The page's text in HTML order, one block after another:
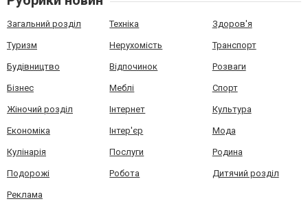
Загальний розділ Техніка Здоров'я
Туризм Нерухомість Транспорт
Будівництво Відпочинок Розваги
Бізнес Меблі Спорт
Жіночий розділ Інтернет Культура
Економіка Інтер'єр Мода
Кулінарія Послуги Родина
Подорожі Робота Дитячий розділ
Реклама